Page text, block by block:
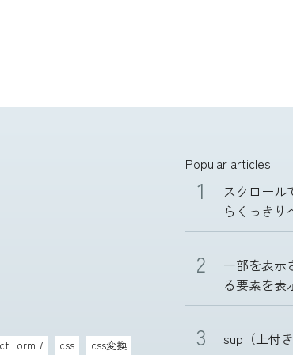
Form 7 css css変換
Popular articles
スクロール
らくっきり
一部を表示
る要素を表
sup（上付